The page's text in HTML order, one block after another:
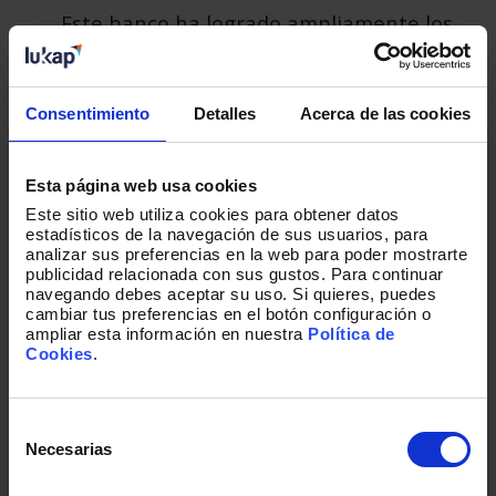
Consentimiento Detalles Acerca de las cookies
Esta página web usa cookies
Este sitio web utiliza cookies para obtener datos
estadísticos de la navegación de sus usuarios, para
analizar sus preferencias en la web para poder mostrarte
publicidad relacionada con sus gustos. Para continuar
navegando debes aceptar su uso. Si quieres, puedes
cambiar tus preferencias en el botón configuración o
ampliar esta información en nuestra Política de
Cookies.
Necesarias
Este banco ha logrado ampliamente los
dos retos que buscaba:
Recuperar la confianza de los clientes.
banco en CX en su territorio.
Instalar nuevas formas de actuar con los
clientes, con más impacto comercial,
mejorando notablemente sus resultados
comerciales, su rentabilidad/cliente y
captando mucho más
Premio DEC a la mejor estrategia de